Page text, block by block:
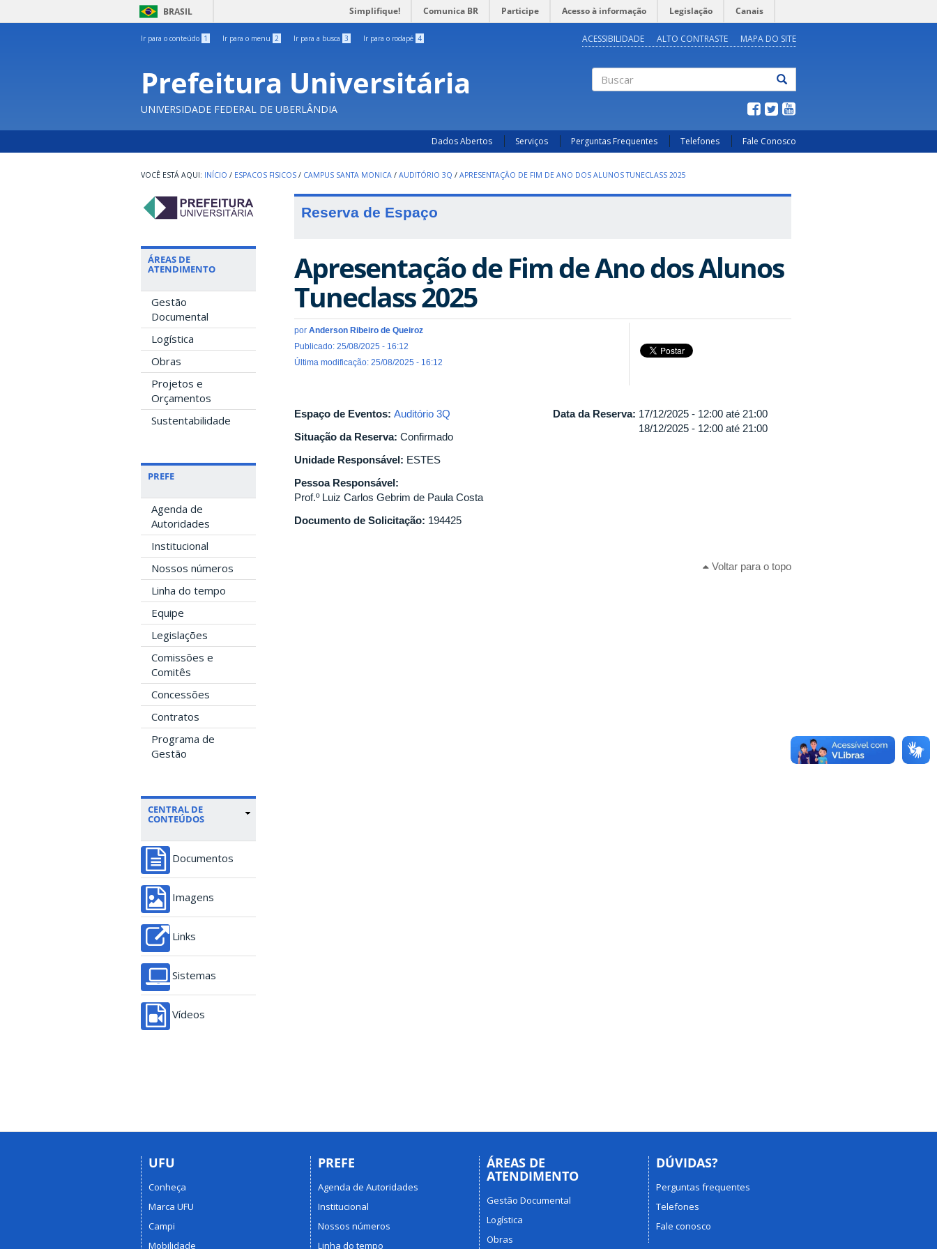
BRASIL Simplifique! Comunica BR Participe Acesso à informação Legislação Canais
Ir para o conteúdo 1 Ir para o menu 2 Ir para a busca 3 Ir para o rodapé 4 ACESSIBILIDADE ALTO CONTRASTE MAPA DO SITE
Prefeitura Universitária
UNIVERSIDADE FEDERAL DE UBERLÂNDIA
Dados Abertos Serviços Perguntas Frequentes Telefones Fale Conosco
INÍCIO / ESPACOS FISICOS / CAMPUS SANTA MONICA / AUDITÓRIO 3Q / APRESENTAÇÃO DE FIM DE ANO DOS ALUNOS TUNECLASS 2025
ÁREAS DE
ATENDIMENTO
Gestão
Documental
Logística
Obras
Projetos e
Orçamentos
Sustentabilidade
PREFE
Agenda de
Autoridades
Institucional
Nossos números
Linha do tempo
Equipe
Legislações
Comissões e
Comitês
Concessões
Contratos
Programa de
Gestão
CENTRAL DE
CONTEÚDOS
Documentos
Imagens
Links
Sistemas
Vídeos
Reserva de Espaço
Apresentação de Fim de Ano dos Alunos
Tuneclass 2025
por Anderson Ribeiro de Queiroz
Publicado: 25/08/2025 - 16:12
Última modificação: 25/08/2025 - 16:12
Espaço de Eventos: Auditório 3Q
Situação da Reserva: Confirmado
Unidade Responsável: ESTES
Pessoa Responsável:
Prof.º Luiz Carlos Gebrim de Paula Costa
Documento de Solicitação: 194425
Data da Reserva: 17/12/2025 - 12:00 até 21:00
18/12/2025 - 12:00 até 21:00
Voltar para o topo
UFU
Conheça
Marca UFU
Campi
Mobilidade
PREFE
Agenda de Autoridades
Institucional
Nossos números
Linha do tempo
ÁREAS DE
ATENDIMENTO
Gestão Documental
Logística
Obras
DÚVIDAS?
Perguntas frequentes
Telefones
Fale conosco